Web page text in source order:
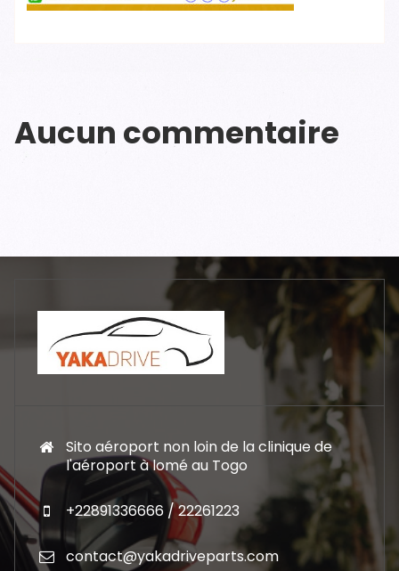
Aucun commentaire
Sito aéroport non loin de la clinique de
l'aéroport à lomé au Togo
+22891336666 / 22261223
contact@yakadriveparts.com